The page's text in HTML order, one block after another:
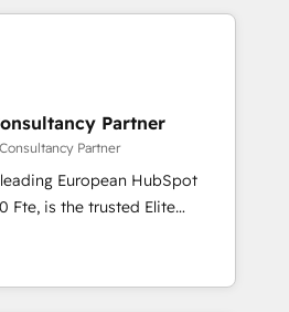
and marketing results.
and optimising your
🔌 Integrating HubSpot
Training your teams to be
generation services using
, Data
& Platform
Partner
Partner
European HubSpot
Elite
offering you a roadmap on
achieving Commercial
processes, we